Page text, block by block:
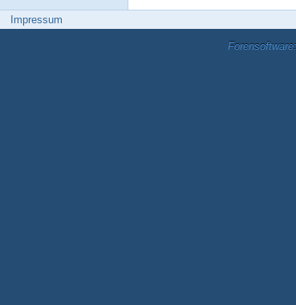
Impressum
Forensoftware: